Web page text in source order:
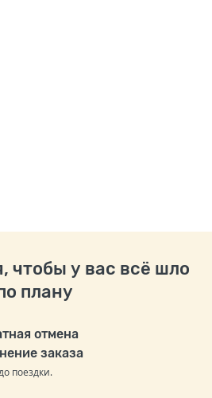
чтобы у вас всё шло
плану
отмена
заказа
поездки.